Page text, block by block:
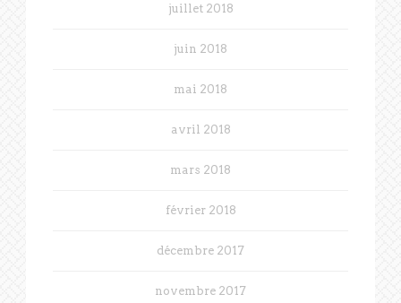
juillet 2018
juin 2018
mai 2018
avril 2018
mars 2018
février 2018
décembre 2017
novembre 2017